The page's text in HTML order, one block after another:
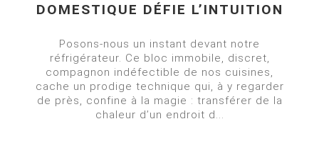
DOMESTIQUE DÉFIE L’INTUITION
Posons-nous un instant devant notre
réfrigérateur. Ce bloc immobile, discret,
compagnon indéfectible de nos cuisines,
cache un prodige technique qui, à y regarder
de près, confine à la magie : transférer de la
chaleur d’un endroit d...